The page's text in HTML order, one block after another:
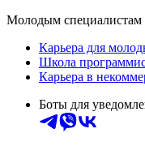
Молодым специалистам
Карьера для
Школа
Карьера в
Боты для